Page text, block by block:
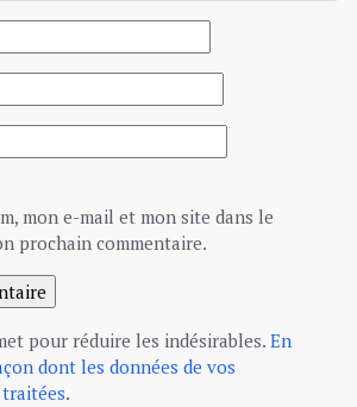
mon e-mail et mon site dans le
prochain commentaire.
pour réduire les indésirables. En
dont les données de vos
.